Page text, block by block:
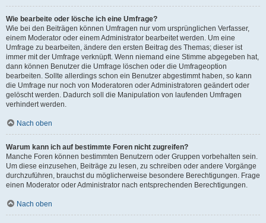
Wie bearbeite oder lösche ich eine Umfrage?
Wie bei den Beiträgen können Umfragen nur vom ursprünglichen Verfasser,
einem Moderator oder einem Administrator bearbeitet werden. Um eine
Umfrage zu bearbeiten, ändere den ersten Beitrag des Themas; dieser ist
immer mit der Umfrage verknüpft. Wenn niemand eine Stimme abgegeben hat,
dann können Benutzer die Umfrage löschen oder die Umfrageoption
bearbeiten. Sollte allerdings schon ein Benutzer abgestimmt haben, so kann
die Umfrage nur noch von Moderatoren oder Administratoren geändert oder
gelöscht werden. Dadurch soll die Manipulation von laufenden Umfragen
verhindert werden.
Nach oben
Warum kann ich auf bestimmte Foren nicht zugreifen?
Manche Foren können bestimmten Benutzern oder Gruppen vorbehalten sein.
Um diese einzusehen, Beiträge zu lesen, zu schreiben oder andere Vorgänge
durchzuführen, brauchst du möglicherweise besondere Berechtigungen. Frage
einen Moderator oder Administrator nach entsprechenden Berechtigungen.
Nach oben